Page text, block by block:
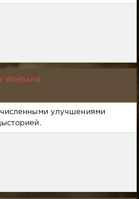
Warband
улучшениями